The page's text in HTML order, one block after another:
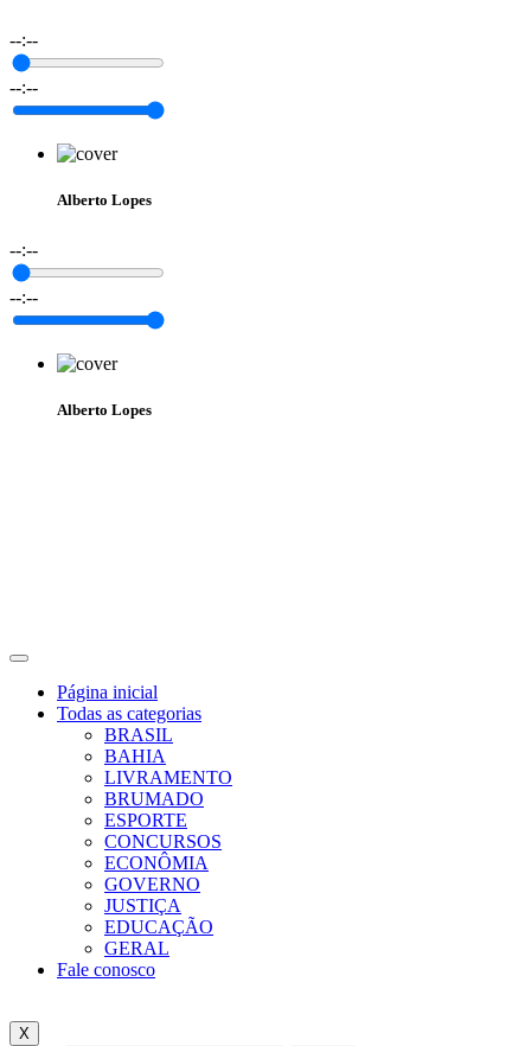
--:--
--:--
Alberto Lopes
--:--
--:--
Alberto Lopes
Página inicial
Todas as categorias
BRASIL
BAHIA
LIVRAMENTO
BRUMADO
ESPORTE
CONCURSOS
ECONÔMIA
GOVERNO
JUSTIÇA
EDUCAÇÃO
GERAL
Fale conosco
X